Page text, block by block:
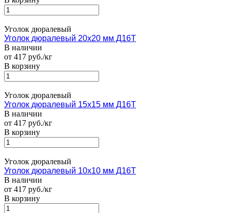
Уголок дюралевый
Уголок дюралевый 20х20 мм Д16Т
В наличии
от 417 руб./кг
В корзину
Уголок дюралевый
Уголок дюралевый 15х15 мм Д16Т
В наличии
от 417 руб./кг
В корзину
Уголок дюралевый
Уголок дюралевый 10х10 мм Д16Т
В наличии
от 417 руб./кг
В корзину